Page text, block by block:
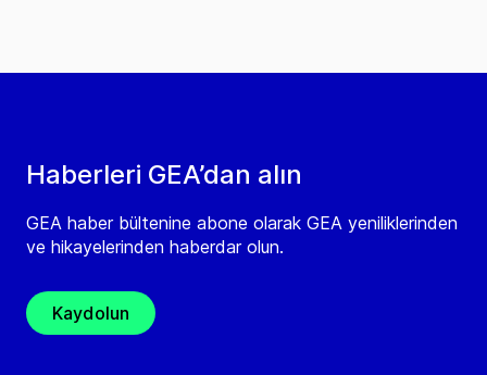
Haberleri GEA’dan alın
GEA haber bültenine abone olarak GEA yeniliklerinden
ve hikayelerinden haberdar olun.
Kaydolun